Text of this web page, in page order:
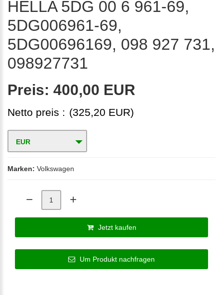
HELLA 5DG 00 6 961-69,
5DG006961-69,
5DG00696169, 098 927 731,
098927731
Preis: 400,00 EUR
Netto preis : (325,20 EUR)
EUR
Marken: Volkswagen
Jetzt kaufen
Um Produkt nachfragen